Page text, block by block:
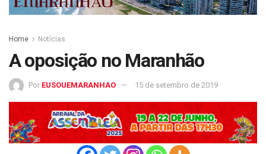
Home Notícias
A oposição no Maranhão
Por EUSOUEMARANHAO 15 de setembro de 2019